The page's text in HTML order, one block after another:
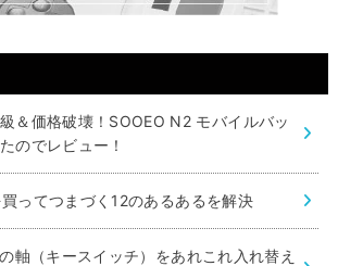
＆価格破壊！SOOEO N2 モバイルバッ
のでレビュー！
ってつまづく12のあるあるを解決
軸（キースイッチ）をあれこれ入れ替え